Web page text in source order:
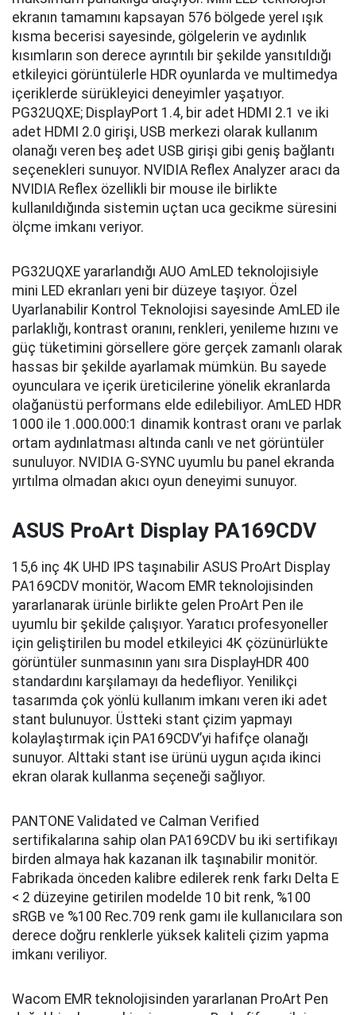
ekranın tamamını kapsayan 576 bölgede yerel ışık
kısma becerisi sayesinde, gölgelerin ve aydınlık
kısımların son derece ayrıntılı bir şekilde yansıtıldığı
etkileyici görüntülerle HDR oyunlarda ve multimedya
içeriklerde sürükleyici deneyimler yaşatıyor.
PG32UQXE; DisplayPort 1.4, bir adet HDMI 2.1 ve iki
adet HDMI 2.0 girişi, USB merkezi olarak kullanım
olanağı veren beş adet USB girişi gibi geniş bağlantı
seçenekleri sunuyor. NVIDIA Reflex Analyzer aracı da
NVIDIA Reflex özellikli bir mouse ile birlikte
kullanıldığında sistemin uçtan uca gecikme süresini
ölçme imkanı veriyor.
PG32UQXE yararlandığı AUO AmLED teknolojisiyle
mini LED ekranları yeni bir düzeye taşıyor. Özel
Uyarlanabilir Kontrol Teknolojisi sayesinde AmLED ile
parlaklığı, kontrast oranını, renkleri, yenileme hızını ve
güç tüketimini görsellere göre gerçek zamanlı olarak
hassas bir şekilde ayarlamak mümkün. Bu sayede
oyunculara ve içerik üreticilerine yönelik ekranlarda
olağanüstü performans elde edilebiliyor. AmLED HDR
1000 ile 1.000.000:1 dinamik kontrast oranı ve parlak
ortam aydınlatması altında canlı ve net görüntüler
sunuluyor. NVIDIA G-SYNC uyumlu bu panel ekranda
yırtılma olmadan akıcı oyun deneyimi sunuyor.
ASUS ProArt Display PA169CDV
15,6 inç 4K UHD IPS taşınabilir ASUS ProArt Display
PA169CDV monitör, Wacom EMR teknolojisinden
yararlanarak ürünle birlikte gelen ProArt Pen ile
uyumlu bir şekilde çalışıyor. Yaratıcı profesyoneller
için geliştirilen bu model etkileyici 4K çözünürlükte
görüntüler sunmasının yanı sıra DisplayHDR 400
standardını karşılamayı da hedefliyor. Yenilikçi
tasarımda çok yönlü kullanım imkanı veren iki adet
stant bulunuyor. Üstteki stant çizim yapmayı
kolaylaştırmak için PA169CDV’yi hafifçe olanağı
sunuyor. Alttaki stant ise ürünü uygun açıda ikinci
ekran olarak kullanma seçeneği sağlıyor.
PANTONE Validated ve Calman Verified
sertifikalarına sahip olan PA169CDV bu iki sertifikayı
birden almaya hak kazanan ilk taşınabilir monitör.
Fabrikada önceden kalibre edilerek renk farkı Delta E
< 2 düzeyine getirilen modelde 10 bit renk, %100
sRGB ve %100 Rec.709 renk gamı ile kullanıcılara son
derece doğru renklerle yüksek kaliteli çizim yapma
imkanı veriliyor.
Wacom EMR teknolojisinden yararlanan ProArt Pen